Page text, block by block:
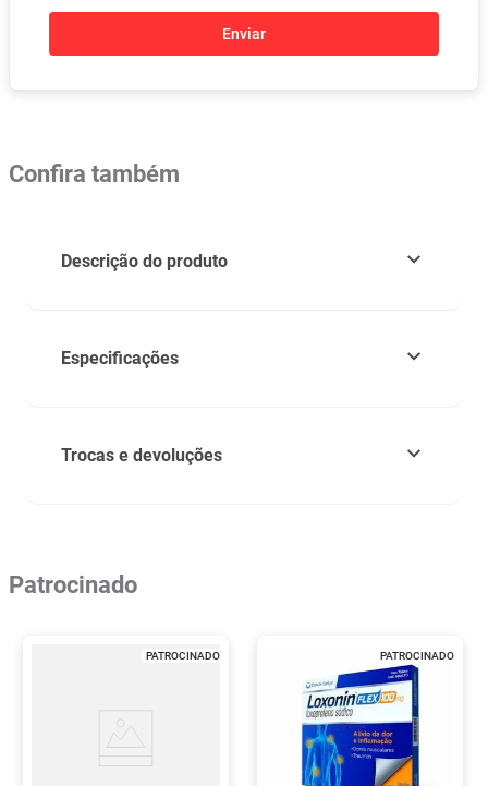
Enviar
Confira também
Descrição do produto
Especificações
Trocas e devoluções
Patrocinado
PATROCINADO PATROCINADO